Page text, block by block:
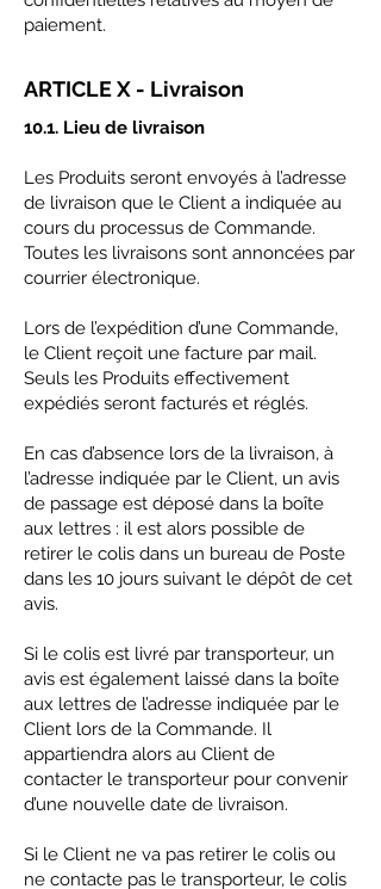
paiement.
ARTICLE X - Livraison
10.1. Lieu de livraison
Les Produits seront envoyés à l’adresse
de livraison que le Client a indiquée au
cours du processus de Commande.
Toutes les livraisons sont annoncées par
courrier électronique.
Lors de l’expédition d’une Commande,
le Client reçoit une facture par mail.
Seuls les Produits effectivement
expédiés seront facturés et réglés.
En cas d’absence lors de la livraison, à
l’adresse indiquée par le Client, un avis
de passage est déposé dans la boîte
aux lettres : il est alors possible de
retirer le colis dans un bureau de Poste
dans les 10 jours suivant le dépôt de cet
avis.
Si le colis est livré par transporteur, un
avis est également laissé dans la boîte
aux lettres de l’adresse indiquée par le
Client lors de la Commande. Il
appartiendra alors au Client de
contacter le transporteur pour convenir
d’une nouvelle date de livraison.
Si le Client ne va pas retirer le colis ou
ne contacte pas le transporteur, le colis